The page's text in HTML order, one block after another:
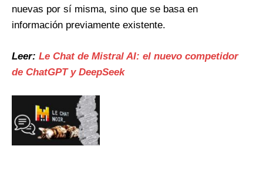
nuevas por sí misma, sino que se basa en
información previamente existente.
Leer: Le Chat de Mistral AI: el nuevo competidor
de ChatGPT y DeepSeek